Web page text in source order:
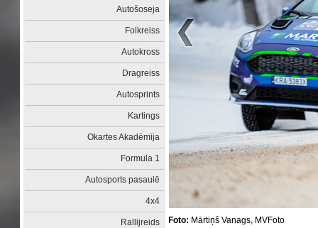
Autošoseja
Folkreiss
Autokross
Dragreiss
Autosprints
Kartings
Okartes Akadēmija
Formula 1
Autosports pasaulē
4x4
Rallijreids Foto: Mārtiņš Vanags, MVFoto